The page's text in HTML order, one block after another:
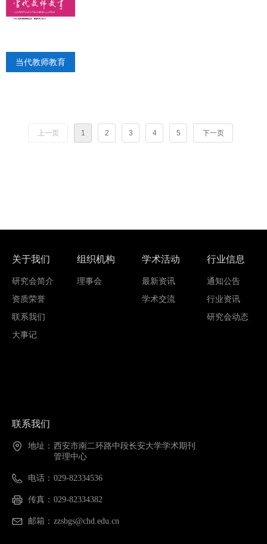
当代教师教育
上一页 1 2 3 4 5 下一页
联系我们
地址： 西安市南二环路中段长安大学学术期刊
管理中心
电话： 029-82334536
传真： 029-82334382
邮箱： zzsbgs@chd.edu.cn
研究会简介
资质荣誉
联系我们
大事记
关于我们
理事会
组织机构
最新资讯
学术交流
学术活动
通知公告
行业资讯
研究会动态
行业信息